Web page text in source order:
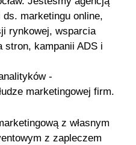
marketingu online,
rynkowej, wsparcia
stron, kampanii ADS i
-
marketingowej firm.
z własnym
z zapleczem